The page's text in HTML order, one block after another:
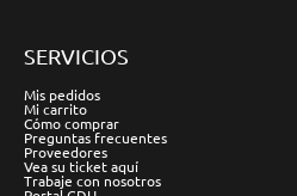
SERVICIOS
Mis pedidos
Mi carrito
Cómo comprar
Preguntas frecuentes
Proveedores
Vea su ticket aquí
Trabaje con nosotros